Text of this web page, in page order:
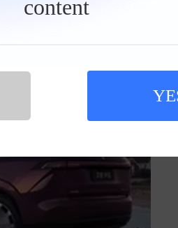
content